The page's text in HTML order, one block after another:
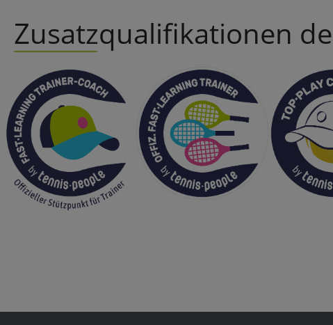
Zusatzqualifikationen